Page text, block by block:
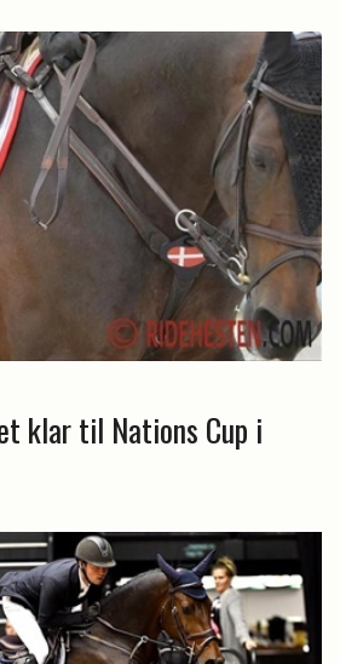
klar til Nations Cup i